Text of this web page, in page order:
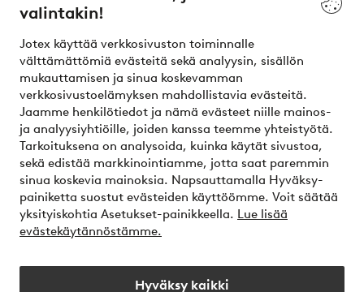
valintakin!
Jotex käyttää verkkosivuston toiminnalle
välttämättömiä evästeitä sekä analyysin, sisällön
mukauttamisen ja sinua koskevamman
verkkosivustoelämyksen mahdollistavia evästeitä.
Jaamme henkilötiedot ja nämä evästeet niille mainos-
ja analyysiyhtiöille, joiden kanssa teemme yhteistyötä.
Tarkoituksena on analysoida, kuinka käytät sivustoa,
sekä edistää markkinointiamme, jotta saat paremmin
sinua koskevia mainoksia. Napsauttamalla Hyväksy-
painiketta suostut evästeiden käyttöömme. Voit säätää
yksityiskohtia Asetukset-painikkeella. Lue lisää
evästekäytännöstämme.
Hyväksy kaikki
Ehdot
Ystävät
Turvalliset maksut – maksa nyt tai erissä
Haluatko tietää lisää maksuvaihtoehdoistamme?
elpy